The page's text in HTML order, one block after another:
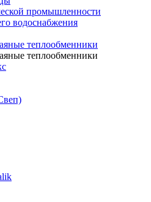
промышленности
водоснабжения
теплообменники
теплообменники